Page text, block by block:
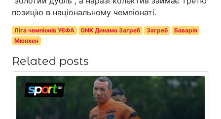
позицію в національному чемпіонаті.
Ліга чемпіонів УЄФА GNK Динамо Загреб Загреб
Баварія
Мюнхен
Related posts